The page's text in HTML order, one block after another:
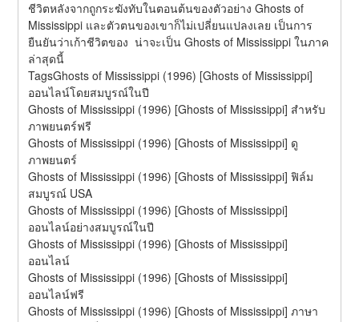
ชีวิตหลังจากถูกระฆังทับในตอนต้นของตัวอย่าง Ghosts of
Mississippi และตัวตนของเขาก็ไม่เปลี่ยนแปลงเลย เป็นการ
ยืนยันว่าเก้าชีวิตของ  น่าจะเป็น Ghosts of Mississippi ในภาค
ล่าสุดนี้
TagsGhosts of Mississippi (1996) [Ghosts of Mississippi]
ออนไลน์โดยสมบูรณ์ในปี
Ghosts of Mississippi (1996) [Ghosts of Mississippi] สำหรับ
ภาพยนตร์ฟรี
Ghosts of Mississippi (1996) [Ghosts of Mississippi] ดู
ภาพยนตร์
Ghosts of Mississippi (1996) [Ghosts of Mississippi] ฟิล์ม
สมบูรณ์ USA
Ghosts of Mississippi (1996) [Ghosts of Mississippi]
ออนไลน์อย่างสมบูรณ์ในปี
Ghosts of Mississippi (1996) [Ghosts of Mississippi]
ออนไลน์
Ghosts of Mississippi (1996) [Ghosts of Mississippi]
ออนไลน์ฟรี
Ghosts of Mississippi (1996) [Ghosts of Mississippi] ภาษา